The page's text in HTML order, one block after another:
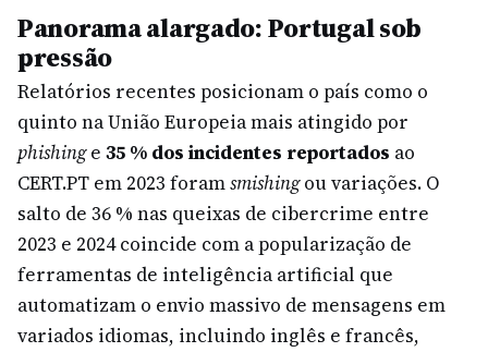
Panorama alargado: Portugal sob
pressão
Relatórios recentes posicionam o país como o
quinto na União Europeia mais atingido por
phishinge 35 % dos incidentes reportados ao
CERT.PT em 2023 foramsmishingou variações. O
salto de 36 % nas queixas de cibercrime entre
2023 e 2024 coincide com a popularização de
ferramentas de inteligência artificial que
automatizam o envio massivo de mensagens em
variados idiomas, incluindo inglês e francês,